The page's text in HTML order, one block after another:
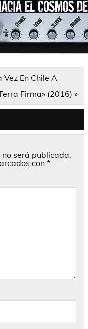
Vez En Chile A
Firma» (2016) »
será publicada.
con *